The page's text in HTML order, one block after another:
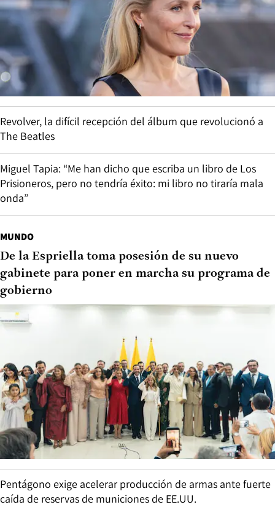
Revolver, la difícil recepción del álbum que revolucionó a
The Beatles
Miguel Tapia: “Me han dicho que escriba un libro de Los
Prisioneros, pero no tendría éxito: mi libro no tiraría mala
onda”
MUNDO
De la Espriella toma posesión de su nuevo
gabinete para poner en marcha su programa de
gobierno
Pentágono exige acelerar producción de armas ante fuerte
caída de reservas de municiones de EE.UU.